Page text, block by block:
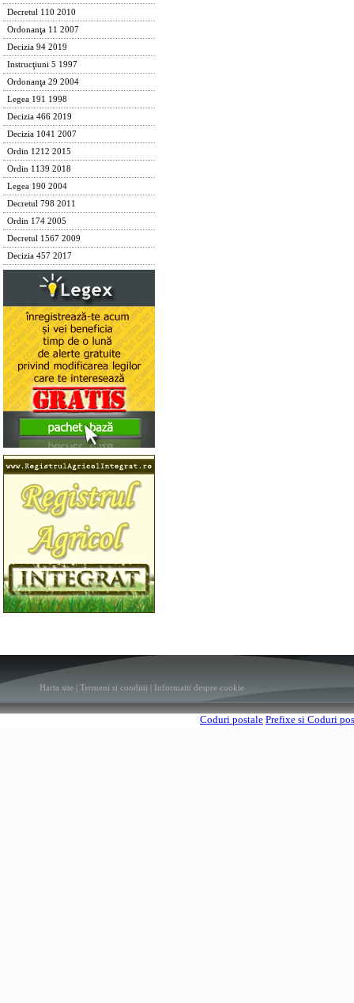
Decretul 110 2010
Ordonanţa 11 2007
Decizia 94 2019
Instrucţiuni 5 1997
Ordonanţa 29 2004
Legea 191 1998
Decizia 466 2019
Decizia 1041 2007
Ordin 1212 2015
Ordin 1139 2018
Legea 190 2004
Decretul 798 2011
Ordin 174 2005
Decretul 1567 2009
Decizia 457 2017
Harta site | Termeni si conditii | Informatii despre cookie
Coduri postale Prefixe si Coduri